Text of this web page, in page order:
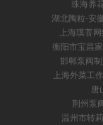
珠海养
湖北陶粒-安
上海璞菩
衡阳市宝昌
邯郸泵阀
上海外菜工
唐
荆州泵
温州市转